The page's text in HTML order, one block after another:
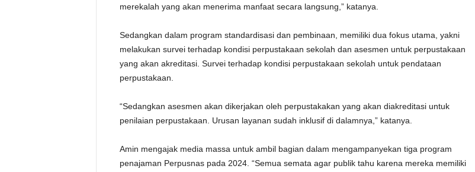
merekalah yang akan menerima manfaat secara langsung,” katanya.
Sedangkan dalam program standardisasi dan pembinaan, memiliki dua fokus utama, yakni
melakukan survei terhadap kondisi perpustakaan sekolah dan asesmen untuk perpustakaan
yang akan akreditasi. Survei terhadap kondisi perpustakaan sekolah untuk pendataan
perpustakaan.
“Sedangkan asesmen akan dikerjakan oleh perpustakakan yang akan diakreditasi untuk
penilaian perpustakaan. Urusan layanan sudah inklusif di dalamnya,” katanya.
Amin mengajak media massa untuk ambil bagian dalam mengampanyekan tiga program
penajaman Perpusnas pada 2024. “Semua semata agar publik tahu karena mereka memiliki